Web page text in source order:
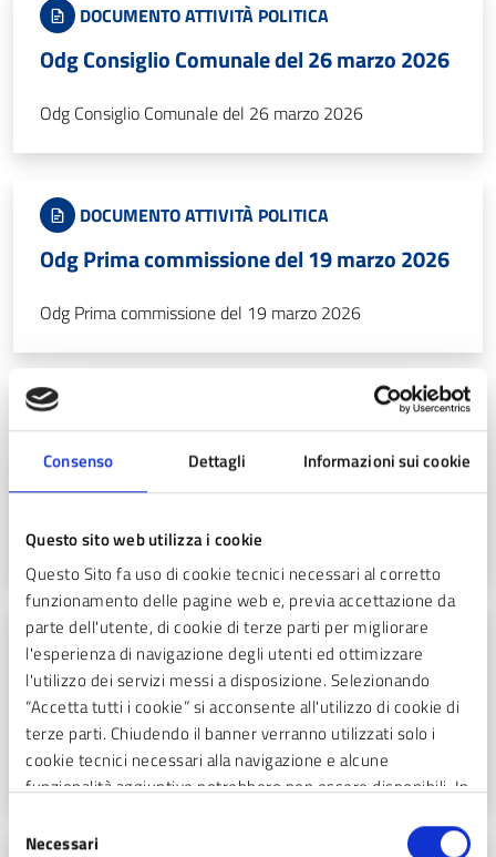
Consenso Dettagli Informazioni sui cookie
Questo sito web utilizza i cookie
Questo Sito fa uso di cookie tecnici necessari al corretto
funzionamento delle pagine web e, previa accettazione da
parte dell'utente, di cookie di terze parti per migliorare
l'esperienza di navigazione degli utenti ed ottimizzare
l'utilizzo dei servizi messi a disposizione. Selezionando
“Accetta tutti i cookie” si acconsente all'utilizzo di cookie di
terze parti. Chiudendo il banner verranno utilizzati solo i
cookie tecnici necessari alla navigazione e alcune
funzionalità aggiuntive potrebbero non essere disponibili. In
che contribuiscono a rendere fruibile il sito web abilitando
delNecessari
DOCUMENTO ATTIVITÀ POLITICA
Odg Consiglio Comunale del 26 marzo 2026
Odg Consiglio Comunale del 26 marzo 2026
DOCUMENTO ATTIVITÀ POLITICA
Odg Prima commissione del 19 marzo 2026
Odg Prima commissione del 19 marzo 2026
Odg Consiglio Comunale del 26 febbraio
2026
Odg Consiglio Comunale del 26 febbraio 2026
DOCUMENTO ATTIVITÀ POLITICA
Odg Prima commissione consiliare del 19
febbraio 2026
Odg Prima commissione consiliare del 19 febbraio 2026